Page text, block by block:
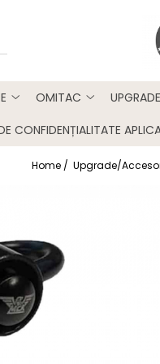
OMITAC
CONFIDENȚIALITATE
Home / Upgrade/